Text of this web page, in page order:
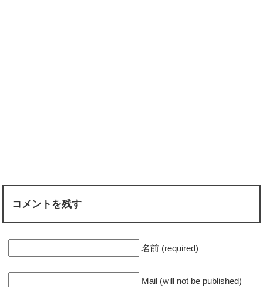
コメントを残す
名前 (required)
Mail (will not be published)